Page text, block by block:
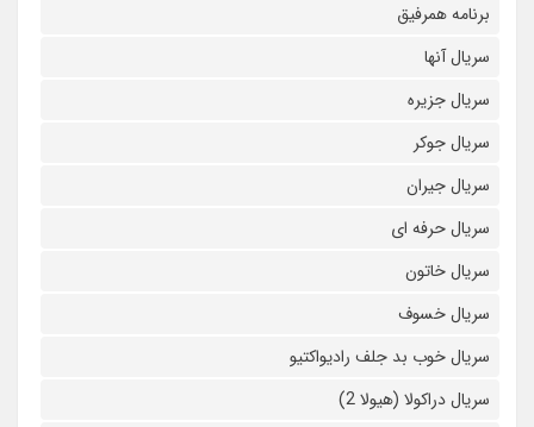
برنامه همرفیق
سریال آنها
سریال جزیره
سریال جوکر
سریال جیران
سریال حرفه ای
سریال خاتون
سریال خسوف
سریال خوب بد جلف رادیواکتیو
سریال دراکولا (هیولا 2)